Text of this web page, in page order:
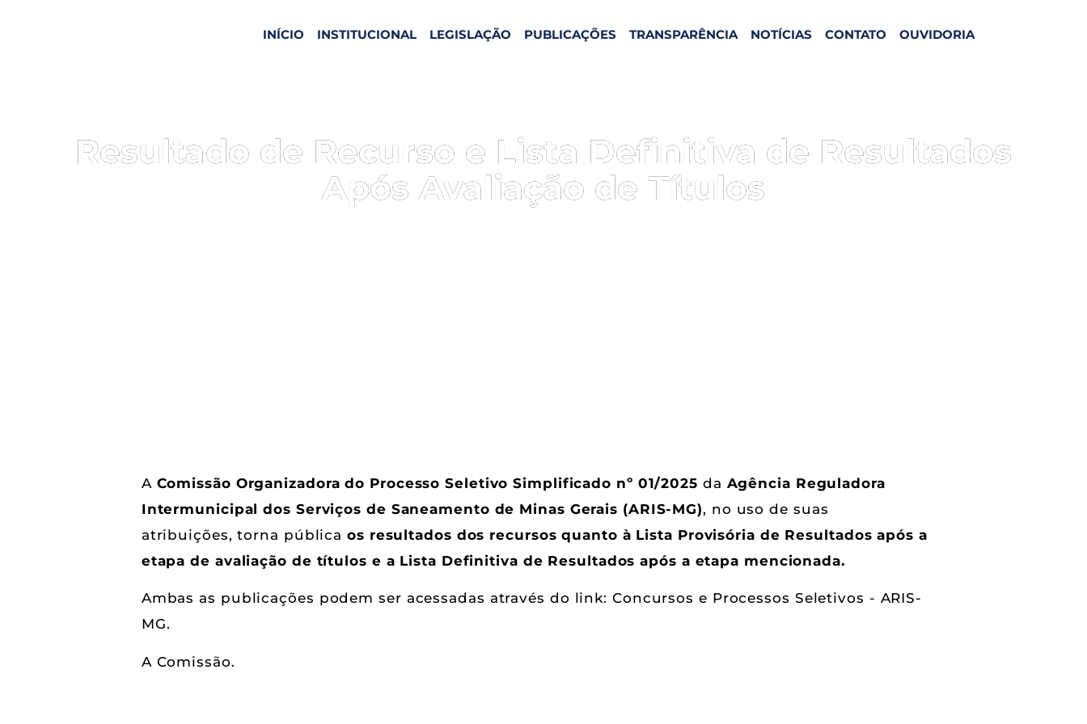
INÍCIO INSTITUCIONAL LEGISLAÇÃO PUBLICAÇÕES TRANSPARÊNCIA NOTÍCIAS CONTATO OUVIDORIA
Resultado de Recurso e Lista Definitiva de Resultados
Após Avaliação de Títulos
A Comissão Organizadora do Processo Seletivo Simplificado nº 01/2025 da Agência Reguladora
Intermunicipal dos Serviços de Saneamento de Minas Gerais (ARIS-MG), no uso de suas
atribuições, torna pública os resultados dos recursos quanto à Lista Provisória de Resultados após a
etapa de avaliação de títulos e a Lista Definitiva de Resultados após a etapa mencionada.
Ambas as publicações podem ser acessadas através do link: Concursos e Processos Seletivos - ARIS-
MG.
A Comissão.